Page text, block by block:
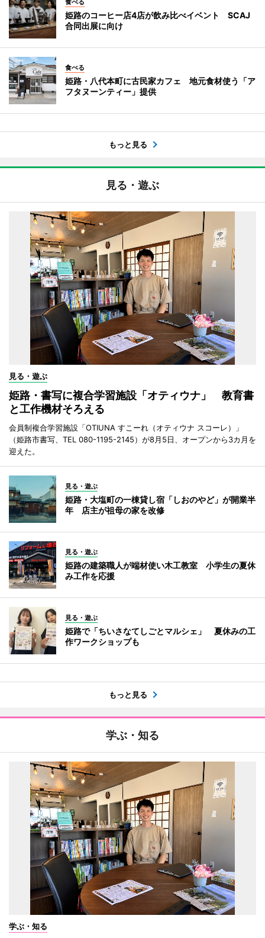
食べる
姫路のコーヒー店4店が飲み比べイベント SCAJ
合同出展に向け
食べる
姫路・八代本町に古民家カフェ 地元食材使う「ア
フタヌーンティー」提供
もっと見る
見る・遊ぶ
見る・遊ぶ
姫路・書写に複合学習施設「オティウナ」 教育書
と工作機材そろえる
会員制複合学習施設「OTIUNA すこーれ（オティウナ スコーレ）」
（姫路市書写、TEL 080-1195-2145）が8月5日、オープンから3カ月を
迎えた。
見る・遊ぶ
姫路・大塩町の一棟貸し宿「しおのやど」が開業半
年 店主が祖母の家を改修
見る・遊ぶ
姫路の建築職人が端材使い木工教室 小学生の夏休
み工作を応援
見る・遊ぶ
姫路で「ちいさなてしごとマルシェ」 夏休みの工
作ワークショップも
もっと見る
学ぶ・知る
学ぶ・知る